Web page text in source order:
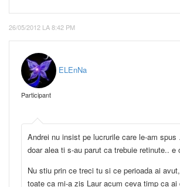
26/05/2012 LA 8:42 PM
ELEnNa
Participant
Andrei nu insist pe lucrurile care le-am
doar alea ti s-au parut ca trebuie retinute.. e
Nu stiu prin ce treci tu si ce perioada ai
toate ca mi-a zis Laur acum ceva timp ca ai